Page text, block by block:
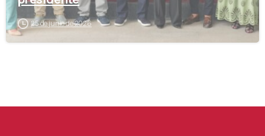
25 de junio de 2026